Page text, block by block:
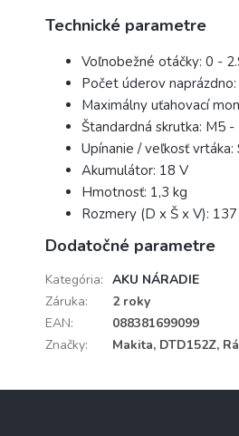
Technické parametre
Voľnobežné otáčky: 0 -
Počet úderov
Maximálny uťahovací
Štandardná skrutka: M5 -
Upínanie / veľkosť vrtáka:
Akumulátor: 18 V
Hmotnosť: 1,3 kg
Rozmery (D x Š x V):
Dodatočné parametre
Kategória: AKU NÁRADIE
Záruka:
2 roky
EAN:
088381699099
Značky: Makita, DTD152Z,